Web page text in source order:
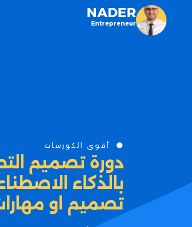
NADER
Entrepreneur
أقوى الكورسات
دورة تصميم
بالذكاء
تصميم او